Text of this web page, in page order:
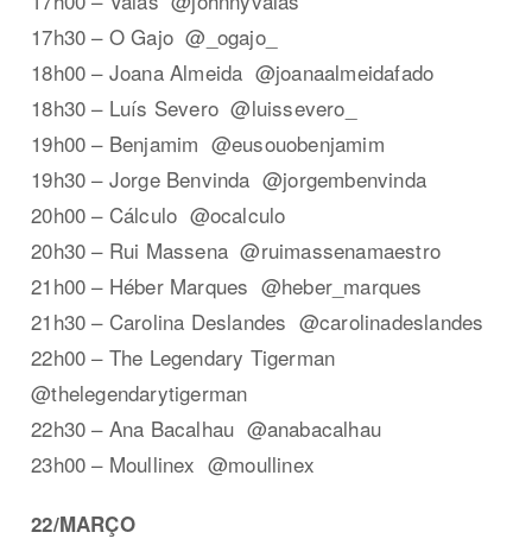
17h30 – O Gajo @_ogajo_
18h00 – Joana Almeida @joanaalmeidafado
18h30 – Luís Severo @luissevero_
19h00 – Benjamim @eusouobenjamim
19h30 – Jorge Benvinda @jorgembenvinda
20h00 – Cálculo @ocalculo
20h30 – Rui Massena @ruimassenamaestro
21h00 – Héber Marques @heber_marques
21h30 – Carolina Deslandes @carolinadeslandes
22h00 – The Legendary Tigerman
@thelegendarytigerman
22h30 – Ana Bacalhau @anabacalhau
23h00 – Moullinex @moullinex
22/MARÇO